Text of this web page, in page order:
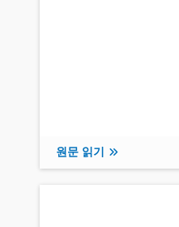
원문 읽기